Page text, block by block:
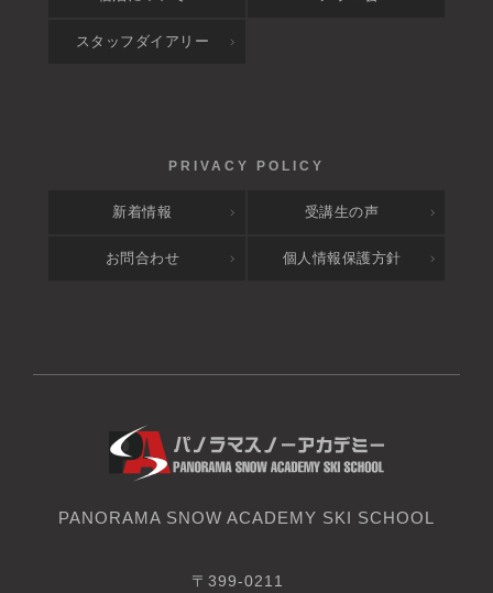
スタッフダイアリー
新着情報 受講生の声
お問合わせ 個人情報保護方針
PANORAMA SNOW ACADEMY SKI SCHOOL
〒399-0211